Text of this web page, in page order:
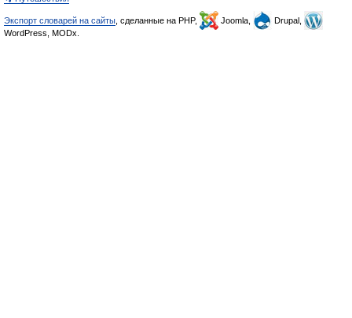
Экспорт словарей на сайты , сделанные на PHP, Joomla,
Drupal,
WordPress, MODx.